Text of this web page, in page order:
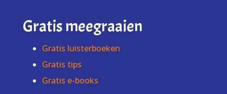
Gratis meegraaien
Gratis luisterboeken
Gratis tips
Gratis e-books